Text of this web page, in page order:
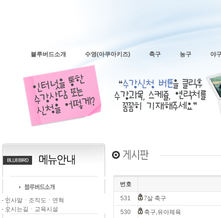
블루버드소개 수영(아쿠아키즈) 축구 농구 야
- 인사말ㆍ조직도ㆍ연혁
- 오시는길ㆍ교육시설
번호
531
7살 축구
530
축구,유아체육